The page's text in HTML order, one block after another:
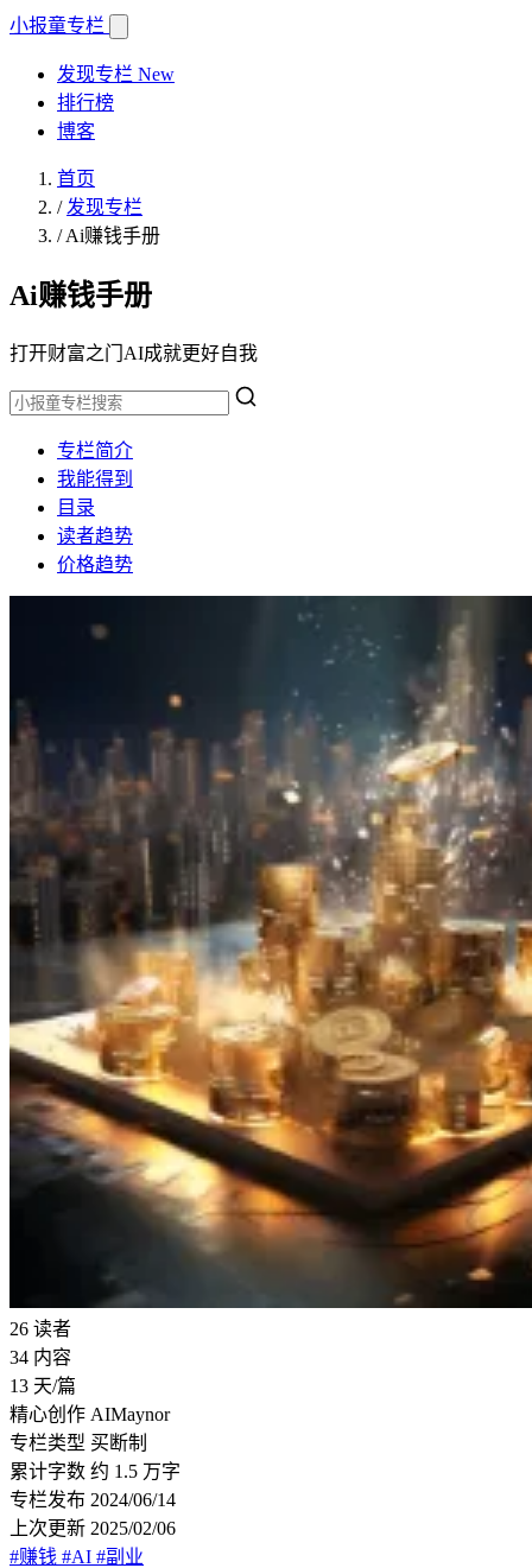
小报童专栏
发现专栏 New
排行榜
博客
首页
/ 发现专栏
/Ai赚钱手册
Ai赚钱手册
打开财富之门AI成就更好自我
专栏简介
我能得到
目录
读者趋势
价格趋势
26 读者
34 内容
13 天/篇
精心创作 AIMaynor
专栏类型 买断制
累计字数 约 1.5 万字
专栏发布 2024/06/14
上次更新 2025/02/06
#赚钱 #AI #副业